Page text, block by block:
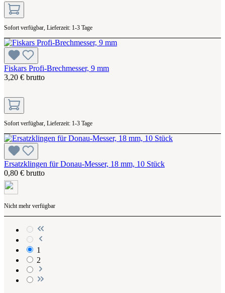
Sofort verfügbar, Lieferzeit: 1-3 Tage
Fiskars Profi-Brechmesser, 9 mm
3,20 € brutto
Sofort verfügbar, Lieferzeit: 1-3 Tage
Ersatzklingen für Donau-Messer, 18 mm, 10 Stück
0,80 € brutto
Nicht mehr verfügbar
1
2